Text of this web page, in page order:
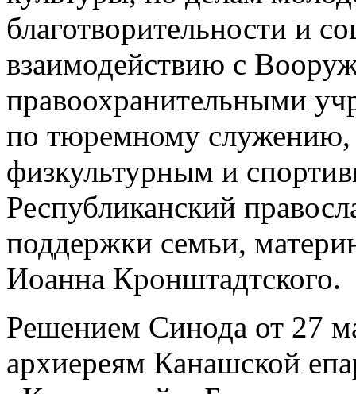
благотворительности и
взаимодействию с
правоохранительными
по тюремному служению,
физкультурным и
Республиканский
поддержки семьи,
Иоанна Кронштадтского.
Решением Синода от 27
архиереям Канашской